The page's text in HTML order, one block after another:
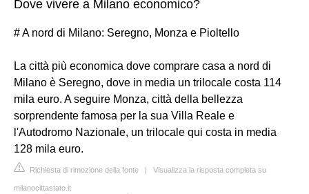
Dove vivere a Milano economico?
# A nord di Milano: Seregno, Monza e Pioltello
La città più economica dove comprare casa a nord di
Milano è Seregno, dove in media un trilocale costa 114
mila euro. A seguire Monza, città della bellezza
sorprendente famosa per la sua Villa Reale e
l'Autodromo Nazionale, un trilocale qui costa in media
128 mila euro.
Richiesta di rimozione della fonte | Visualizza la risposta completa su
milanocittastato.it